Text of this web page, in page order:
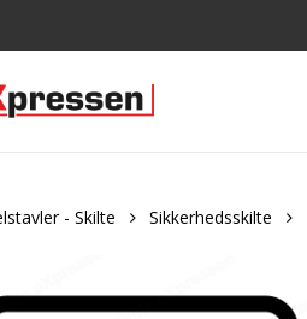
- Skilte Sikkerhedsskilte